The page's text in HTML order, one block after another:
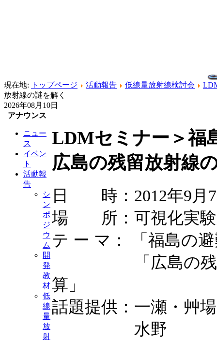
現在地: トップページ 活動報告 低線量放射線検討会
放射線の謎を解く
2026年08月10日
アナウンス
ニュー
ス
イベン
ト
活動報
告
シ
ン
ポ
ジ
ウ
ム
開
発
教
材
低
線
量
放
射
LDMセミナー＞福
広島の残留放射線
日 時：2012年9月7
場 所：可視化実
テ ー マ： 「福島の
「広島の残留放
算」
話題提供：一瀬・艸
水野